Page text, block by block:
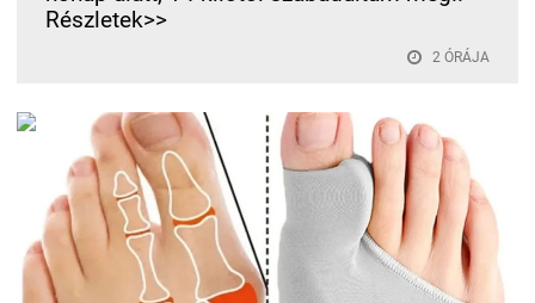
Részletek>>
2 ÓRÁJA